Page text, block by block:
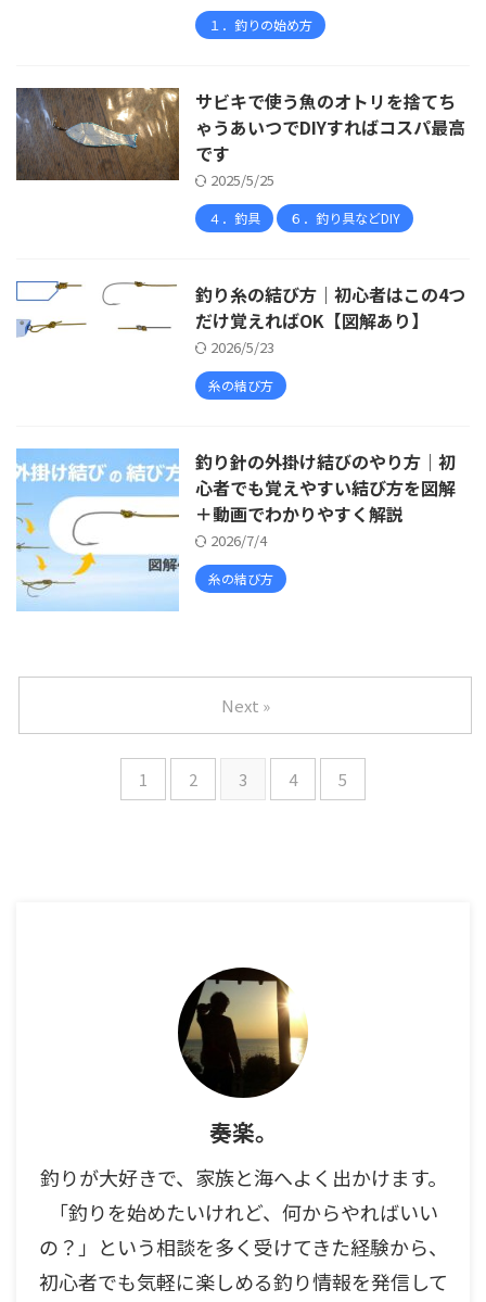
１．釣りの始め方
サビキで使う魚のオトリを捨てち
ゃうあいつでDIYすればコスパ最高
です
2025/5/25
４．釣具 ６．釣り具などDIY
釣り糸の結び方｜初心者はこの4つ
だけ覚えればOK【図解あり】
2026/5/23
糸の結び方
釣り針の外掛け結びのやり方｜初
心者でも覚えやすい結び方を図解
＋動画でわかりやすく解説
2026/7/4
糸の結び方
1 2 3 4 5
Next »
奏楽。
釣りが大好きで、家族と海へよく出かけます。
「釣りを始めたいけれど、何からやればいい
の？」という相談を多く受けてきた経験から、
初心者でも気軽に楽しめる釣り情報を発信して